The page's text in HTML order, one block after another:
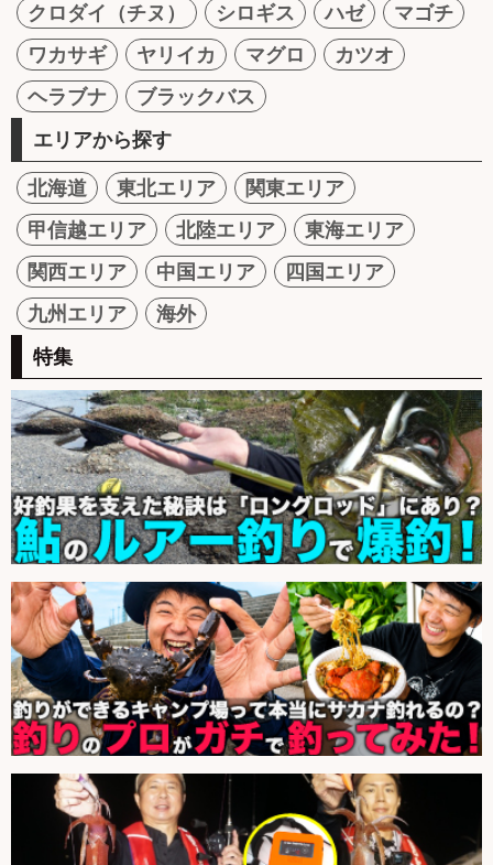
クロダイ（チヌ）
シロギス ハゼ
マゴチ
ワカサギ
ヤリイカ マグロ
カツオ
ヘラブナ
ブラックバス
エリアから探す
北海道 東北エリア
関東エリア
甲信越エリア
北陸エリア
東海エリア
関西エリア
中国エリア
四国エリア
九州エリア
海外
特集